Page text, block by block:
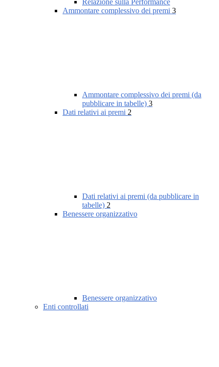
Relazione sulla Performance
Ammontare complessivo dei premi 3
Ammontare complessivo dei premi (da
pubblicare in tabelle) 3
Dati relativi ai premi 2
Dati relativi ai premi (da pubblicare in
tabelle) 2
Benessere organizzativo
Benessere organizzativo
Enti controllati